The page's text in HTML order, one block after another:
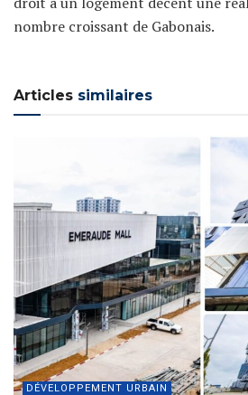
nombre croissant de Gabonais.
Articles similaires
DÉVELOPPEMENT URBAIN